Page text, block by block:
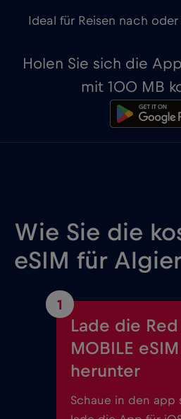
Ideal für Reisen nach
Holen Sie sich die
mit 100 MB
Wie Sie die
eSIM für
1
Lade die Red
MOBILE
herunter
Schaue in den app